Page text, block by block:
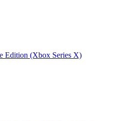
Edition (Xbox Series X)